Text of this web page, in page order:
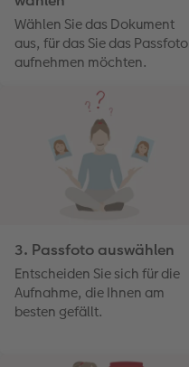
Wählen Sie das Dokument
aus, für das Sie das Passfoto
aufnehmen möchten.
3. Passfoto auswählen
Entscheiden Sie sich für die
Aufnahme, die Ihnen am
besten gefällt.